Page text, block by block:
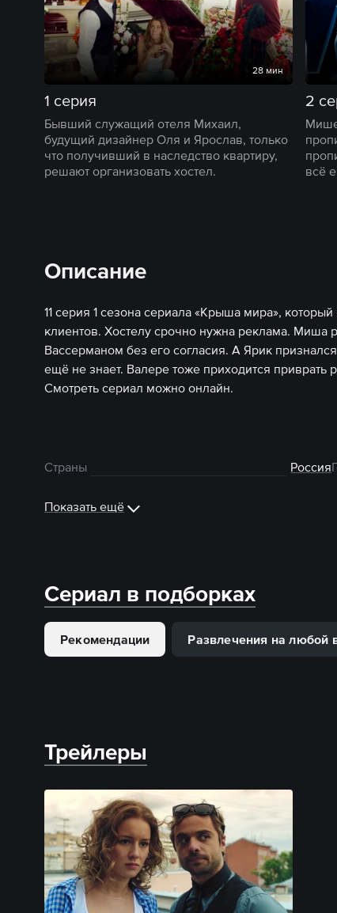
28 мин
1 серия
Бывший служащий отеля Михаил,
будущий дизайнер Оля и Ярослав, только
что получивший в наследство квартиру,
решают организовать хостел.
2
всё
Описание
11 серия 1 сезона сериала «Крыша мира»,
клиентов. Хостелу срочно нужна реклама. Миша
Вассерманом без его согласия. А Ярик
ещё не знает. Валере тоже приходится приврать
Смотреть сериал можно онлайн.
Страны Россия
Показать ещё
Сериал в подборках
Рекомендации Развлечения на любой
Трейлеры